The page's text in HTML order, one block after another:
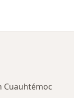
Cuauhtémoc